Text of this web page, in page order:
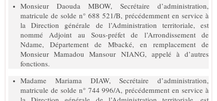
Monsieur Daouda MBOW, Secrétaire d’administration,
matricule de solde n° 688 521/B, précédemment en service à
la Direction générale de l’Administration territoriale, est
nommé Adjoint au Sous-préfet de l’Arrondissement de
Ndame, Département de Mbacké, en remplacement de
Monsieur Mamadou Mansour NIANG, appelé à d’autres
fonctions.
Madame Mariama DIAW, Secrétaire d’administration,
matricule de solde n° 744 996/A, précédemment en service à